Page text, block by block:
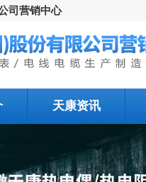
司营销中心
天康资讯